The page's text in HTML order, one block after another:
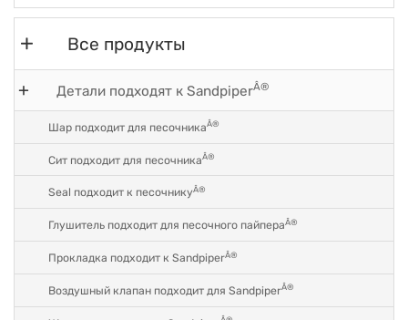
Все продукты
Детали подходят к SandpiperÂ®
Шар подходит для песочникаÂ®
Сит подходит для песочникаÂ®
Seal подходит к песочникуÂ®
Глушитель подходит для песочного пайпераÂ®
Прокладка подходит к SandpiperÂ®
Воздушный клапан подходит для SandpiperÂ®